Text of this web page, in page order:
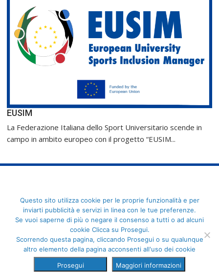
EUSIM
La Federazione Italiana dello Sport Universitario scende in
campo in ambito europeo con il progetto “EUSIM...
FederCUSI: Federazione Italiana dello Sport Universitario - Via
Angelo Brofferio, 7 - 00195 Roma - C.F. 80109270589
Questo sito utilizza cookie per le proprie funzionalità e per
inviarti pubblicità e servizi in linea con le tue preferenze.
Se vuoi saperne di più o negare il consenso a tutti o ad alcuni
cookie Clicca su Prosegui.
Scorrendo questa pagina, cliccando Prosegui o su qualunque
altro elemento della pagina acconsenti all'uso dei cookie
Prosegui Maggiori informazioni